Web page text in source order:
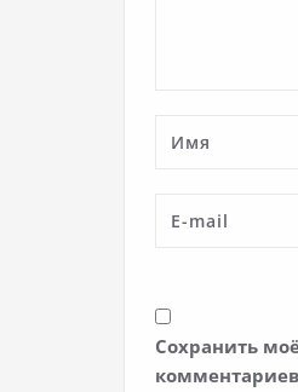
Сохранить